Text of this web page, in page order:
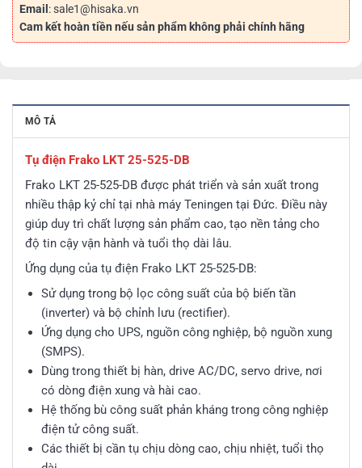
Email : sale1@hisaka.vn
Cam kết hoàn tiền nếu sản phẩm không phải chính hãng
MÔ TẢ
Tụ điện Frako LKT 25-525-DB
Frako LKT 25-525-DB được phát triển và sản xuất trong
nhiều thập kỷ chỉ tại nhà máy Teningen tại Đức. Điều này
giúp duy trì chất lượng sản phẩm cao, tạo nền tảng cho
độ tin cậy vận hành và tuổi thọ dài lâu.
Ứng dụng của tụ điện Frako LKT 25-525-DB:
Sử dụng trong bộ lọc công suất của bộ biến tần
(inverter) và bộ chỉnh lưu (rectifier).
Ứng dụng cho UPS, nguồn công nghiệp, bộ nguồn xung
(SMPS).
Dùng trong thiết bị hàn, drive AC/DC, servo drive, nơi
có dòng điện xung và hài cao.
Hệ thống bù công suất phản kháng trong công nghiệp
điện tử công suất.
Các thiết bị cần tụ chịu dòng cao, chịu nhiệt, tuổi thọ